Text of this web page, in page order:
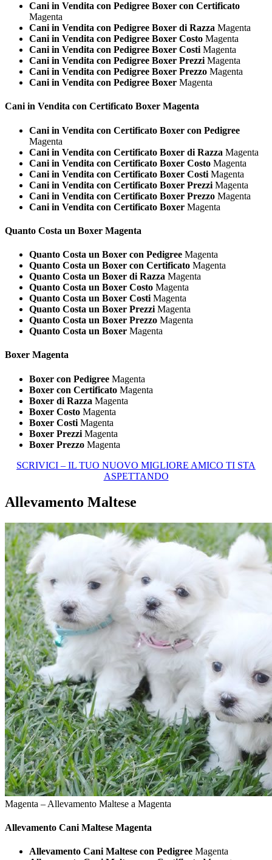
Cani in Vendita con Pedigree Boxer con Certificato
Magenta
Cani in Vendita con Pedigree Boxer di Razza Magenta
Cani in Vendita con Pedigree Boxer Costo Magenta
Cani in Vendita con Pedigree Boxer Costi Magenta
Cani in Vendita con Pedigree Boxer Prezzi Magenta
Cani in Vendita con Pedigree Boxer Prezzo Magenta
Cani in Vendita con Pedigree Boxer Magenta
Cani in Vendita con Certificato Boxer Magenta
Cani in Vendita con Certificato Boxer con Pedigree
Magenta
Cani in Vendita con Certificato Boxer di Razza Magenta
Cani in Vendita con Certificato Boxer Costo Magenta
Cani in Vendita con Certificato Boxer Costi Magenta
Cani in Vendita con Certificato Boxer Prezzi Magenta
Cani in Vendita con Certificato Boxer Prezzo Magenta
Cani in Vendita con Certificato Boxer Magenta
Quanto Costa un Boxer Magenta
Quanto Costa un Boxer con Pedigree Magenta
Quanto Costa un Boxer con Certificato Magenta
Quanto Costa un Boxer di Razza Magenta
Quanto Costa un Boxer Costo Magenta
Quanto Costa un Boxer Costi Magenta
Quanto Costa un Boxer Prezzi Magenta
Quanto Costa un Boxer Prezzo Magenta
Quanto Costa un Boxer Magenta
Boxer Magenta
Boxer con Pedigree Magenta
Boxer con Certificato Magenta
Boxer di Razza Magenta
Boxer Costo Magenta
Boxer Costi Magenta
Boxer Prezzi Magenta
Boxer Prezzo Magenta
SCRIVICI – IL TUO NUOVO MIGLIORE AMICO TI STA
ASPETTANDO
Allevamento Maltese
Magenta – Allevamento Maltese a Magenta
Allevamento Cani Maltese Magenta
Allevamento Cani Maltese con Pedigree Magenta